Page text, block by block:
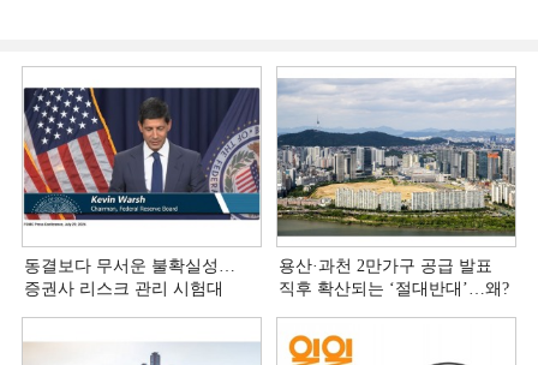
동결보다 무서운 불확실성…
증권사 리스크 관리 시험대
용산·과천 2만가구 공급 발표
직후 확산되는 ‘절대반대’…왜?